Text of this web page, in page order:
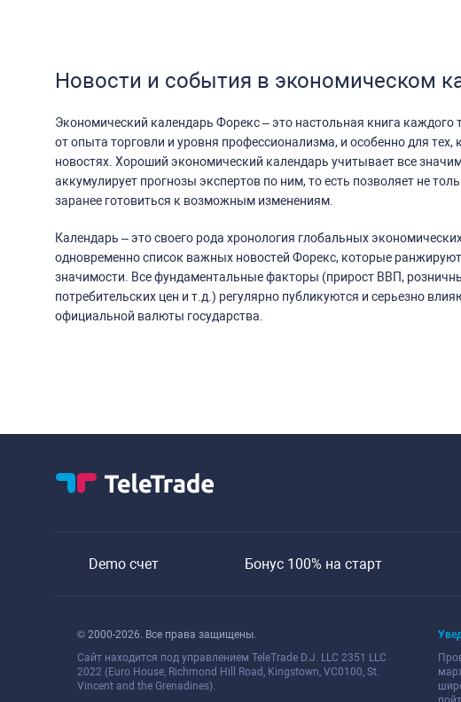
Новости и события в экономическом
Экономический календарь Форекс – это настольная книга каждого
от опыта торговли и уровня профессионализма, и особенно для тех,
новостях. Хороший экономический календарь учитывает все
аккумулирует прогнозы экспертов по ним, то есть позволяет не
заранее готовиться к возможным изменениям.
Календарь – это своего рода хронология глобальных
одновременно список важных новостей Форекс, которые
значимости. Все фундаментальные факторы (прирост ВВП,
потребительских цен и т.д.) регулярно публикуются и серьезно
официальной валюты государства.
Demo счет Бонус 100% на старт
© 2000-2026. Все права защищены.
Сайт находится под управлением TeleTrade D.J. LLC 2351 LLC
2022 (Euro House, Richmond Hill Road, Kingstown, VC0100, St.
Vincent and the Grenadines).